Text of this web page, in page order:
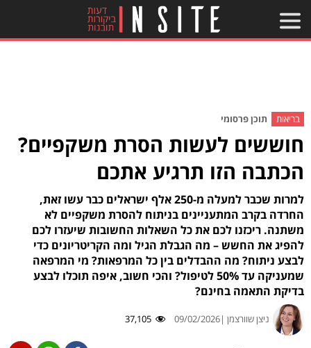
בריאות תוכן פרסומי
חוששים לעשות הסרת משקפיים?
הכתבה הזו תרגיע אתכם
למרות שכבר למעלה מ-250 אלף ישראלים כבר עשו זאת,
החרדה בקרב המתעניינים בניתוח להסרת משקפיים לא
משתנה. ריכזנו לכם את כל השאלות החשובות שיעזרו לכם
להפיג את החשש – מה הגבלת הגיל ומה הקריטריונים כדי
לבצע ניתוח? מה ההבדלים בין כל המרפאות? מי המרפאה
שמעניקה עד 50% לטיפול? והכי חשוב, איפה תוכלו לבצע
בדיקת התאמה בחינם?
ניצן שוורצמן |09/02/2026
37,105